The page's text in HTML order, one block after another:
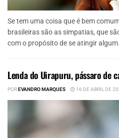
Se tem uma coisa que é bem
brasileiras são as simpatias, que
com o propósito de se atingir
Lenda do Uirapuru, pássaro de
POREVANDRO MARQUES 16 DE ABRIL DE